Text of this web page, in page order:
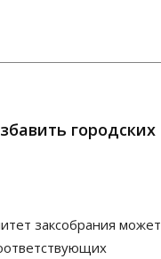
городских
заксобрания может